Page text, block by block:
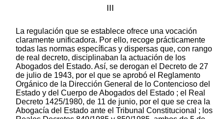
III
La regulación que se establece ofrece una vocación
claramente unificadora. Por ello, recoge prácticamente
todas las normas específicas y dispersas que, con rango
de real decreto, disciplinaban la actuación de los
Abogados del Estado. Así, se derogan el Decreto de 27
de julio de 1943, por el que se aprobó el Reglamento
Orgánico de la Dirección General de lo Contencioso del
Estado y del Cuerpo de Abogados del Estado ; el Real
Decreto 1425/1980, de 11 de junio, por el que se crea la
Abogacía del Estado ante el Tribunal Constitucional ; los